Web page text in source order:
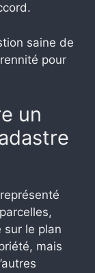
saine de
pour
un
sur le plan
mais